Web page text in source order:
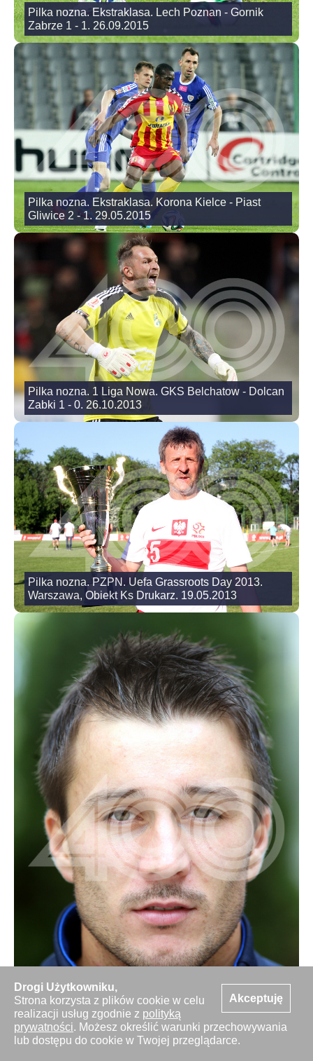
Akceptuję
Drogi Użytkowniku,
Strona korzysta z plików cookie w celu
realizacji usług zgodnie z polityką
prywatności. Możesz określić warunki przechowywania
lub dostępu do cookie w Twojej przeglądarce.
Pilka nozna. Ekstraklasa. Lech Poznan - Gornik
Zabrze 1 - 1. 26.09.2015
Pilka nozna. Ekstraklasa. Korona Kielce - Piast
Gliwice 2 - 1. 29.05.2015
Pilka nozna. 1 Liga Nowa. GKS Belchatow - Dolcan
Zabki 1 - 0. 26.10.2013
Pilka nozna. PZPN. Uefa Grassroots Day 2013.
Warszawa, Obiekt Ks Drukarz. 19.05.2013
Pilka nozna. Sesja Foto. Arka Gdynia - portrety.
02.09.2010